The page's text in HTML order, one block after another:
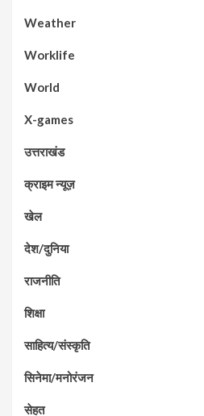
Weather
Worklife
World
X-games
उत्तराखंड
क्राइम न्यूज़
खेल
देश/दुनिया
राजनीति
शिक्षा
साहित्य/संस्कृति
सिनेमा/मनोरंजन
सेहत